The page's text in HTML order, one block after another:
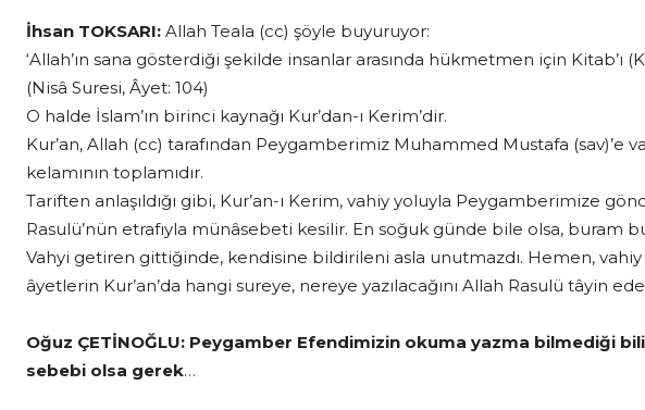
İhsan TOKSARI: Allah Teala (cc) şöyle buyuruyor:
‘Allah’ın sana gösterdiği şekilde insanlar arasında hükmetmen için Kitab’ı
(Nisâ Suresi, Âyet: 104)
O halde İslam’ın birinci kaynağı Kur’dan-ı Kerim’dir.
Kur’an, Allah (cc) tarafından Peygamberimiz Muhammed Mustafa (sav)’e
kelamının toplamıdır.
Tariften anlaşıldığı gibi, Kur’an-ı Kerim, vahiy yoluyla Peygamberimize
Rasulü’nün etrafıyla münâsebeti kesilir. En soğuk günde bile olsa, buram
Vahyi getiren gittiğinde, kendisine bildirileni asla unutmazdı. Hemen, vahiy
âyetlerin Kur’an’da hangi sureye, nereye yazılacağını Allah Rasulü tâyin
Oğuz ÇETİNOĞLU: Peygamber Efendimizin okuma yazma bilmediği
sebebi olsa gerek…